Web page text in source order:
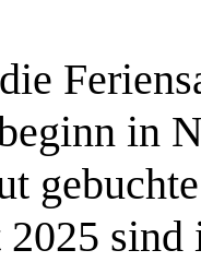
in
sind